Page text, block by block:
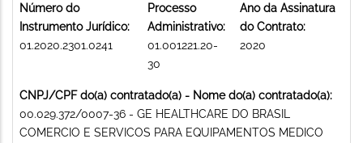
Número do
Instrumento Jurídico:
01.2020.2301.0241
Processo
Administrativo:
01.001221.20-
30
Ano da Assinatura
do Contrato:
2020
CNPJ/CPF do(a) contratado(a) - Nome do(a) contratado(a):
00.029.372/0007-36 - GE HEALTHCARE DO BRASIL
COMERCIO E SERVICOS PARA EQUIPAMENTOS MEDICO